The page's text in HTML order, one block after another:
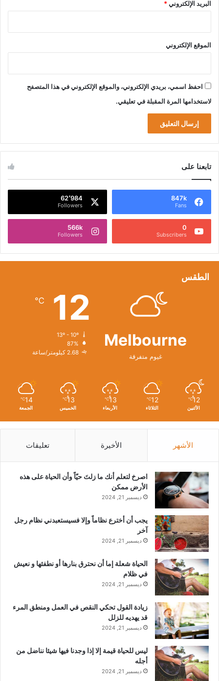
البريد الإلكتروني*
الموقع الإلكتروني
احفظ اسمي، بريدي الإلكتروني، والموقع الإلكتروني في هذا المتصفح
لاستخدامها المرة المقبلة في تعليقي.
تابعنا على
847k
Fans
62٬984
Followers
0
Subscribers
566k
Followers
الطقس
Melbourne
غيوم متفرقة
12
℃
87%
2.68 كيلومتر/ساعة
12
℃
الأثنين
12
℃
الثلاثاء
13
℃
الأربعاء
13
℃
الخميس
14
℃
الجمعة
الأشهر الأخيرة تعليقات
‫اصرخ لتعلم أنك ما زلتَ حيّاً وأن الحياة على هذه
الأرض ممكن
ديسمبر 21, 2024
يجب أن أخترع نظاماً وإلا فسيستعبدني نظام رجل
آخر
ديسمبر 21, 2024
الحياة شعلة إما أن نحترق بنارها أو نطفئها و نعيش
في ظلام
ديسمبر 21, 2024
زيادة القول تحكي النقص في العمل ومنطق المرء
قد يهديه للزلل
ديسمبر 21, 2024
ليس للحياة قيمة إلا إذا وجدنا فيها شيئا نناضل من
أجله
ديسمبر 21, 2024